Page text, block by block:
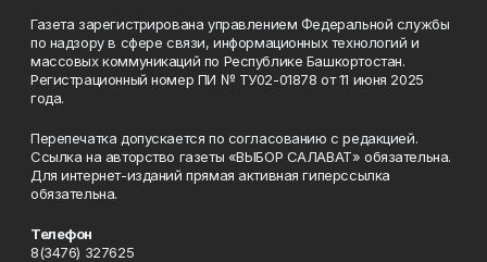
Газета зарегистрирована управлением Федеральной службы
по надзору в сфере связи, информационных технологий и
массовых коммуникаций по Республике Башкортостан.
Регистрационный номер ПИ № ТУ02-01878 от 11 июня 2025
года.
Перепечатка допускается по согласованию с редакцией.
Ссылка на авторство газеты «ВЫБОР САЛАВАТ» обязательна.
Для интернет-изданий прямая активная гиперссылка
обязательна.
Телефон
8(3476) 327625